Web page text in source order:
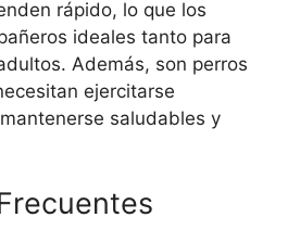
rápido, lo que los
ideales tanto para
Además, son perros
ejercitarse
saludables y